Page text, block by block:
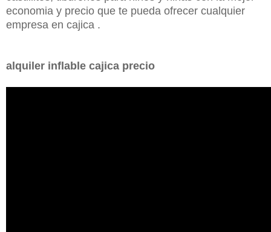
economia y precio que te pueda ofrecer cualquier
empresa en cajica .
alquiler inflable cajica precio